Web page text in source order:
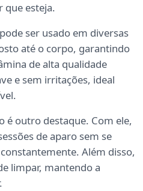
que esteja.
ser usado em diversas
até o corpo, garantindo
de alta qualidade
e sem irritações, ideal
é outro destaque. Com ele,
de aparo sem se
Além disso,
limpar, mantendo a